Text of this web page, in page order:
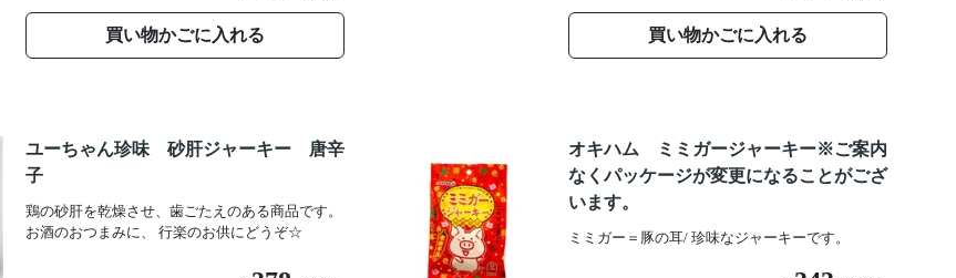
買い物かごに入れる 買い物かごに入れる
ユーちゃん珍味 砂肝ジャーキー 唐辛
子
鶏の砂肝を乾燥させ、歯ごたえのある商品です。
お酒のおつまみに、 行楽のお供にどうぞ☆
オキハム ミミガージャーキー※ご案内
なくパッケージが変更になることがござ
います。
ミミガー＝豚の耳/ 珍味なジャーキーです。